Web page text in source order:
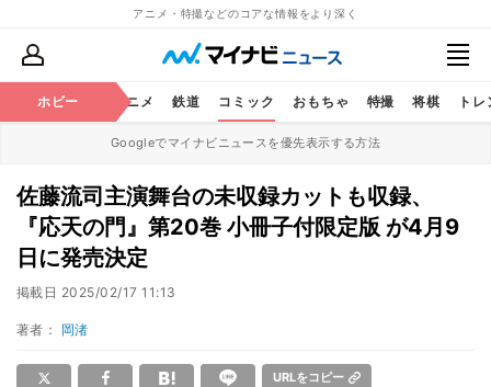
アニメ・特撮などのコアな情報をより深く
ホビー アニメ 鉄道 コミック おもちゃ 特撮 将棋 ト
Googleでマイナビニュースを優先表示する方法
佐藤流司主演舞台の未収録カットも収録、
『応天の門』第20巻 小冊子付限定版 が4月9
日に発売決定
掲載日 2025/02/17 11:13
著者： 岡渚
URLをコピー